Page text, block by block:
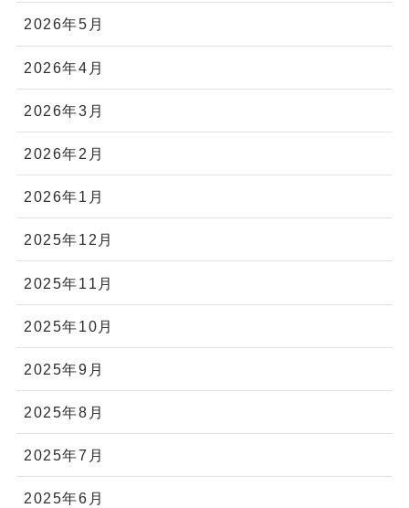
2026年5月
2026年4月
2026年3月
2026年2月
2026年1月
2025年12月
2025年11月
2025年10月
2025年9月
2025年8月
2025年7月
2025年6月